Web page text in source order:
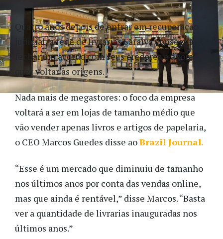
Quatro anos depois de entrar em recuperação
judicial, a rede de livrarias Saraiva conseguiu
fechar um acordo com seus credores e agora
quer voltar às origens.
Nada mais de megastores: o foco da empresa
voltará a ser em lojas de tamanho médio que
vão vender apenas livros e artigos de papelaria,
o CEO Marcos Guedes disse aoBrazil Journal.
“Esse é um mercado que diminuiu de tamanho
nos últimos anos por conta das vendas online,
mas que ainda é rentável,” disse Marcos. “Basta
ver a quantidade de livrarias inauguradas nos
últimos anos.”